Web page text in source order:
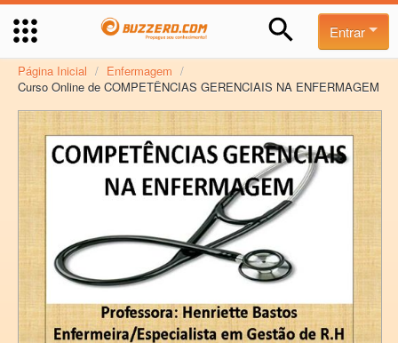
Entrar
Página Inicial / Enfermagem /
Curso Online de COMPETÊNCIAS GERENCIAIS NA ENFERMAGEM